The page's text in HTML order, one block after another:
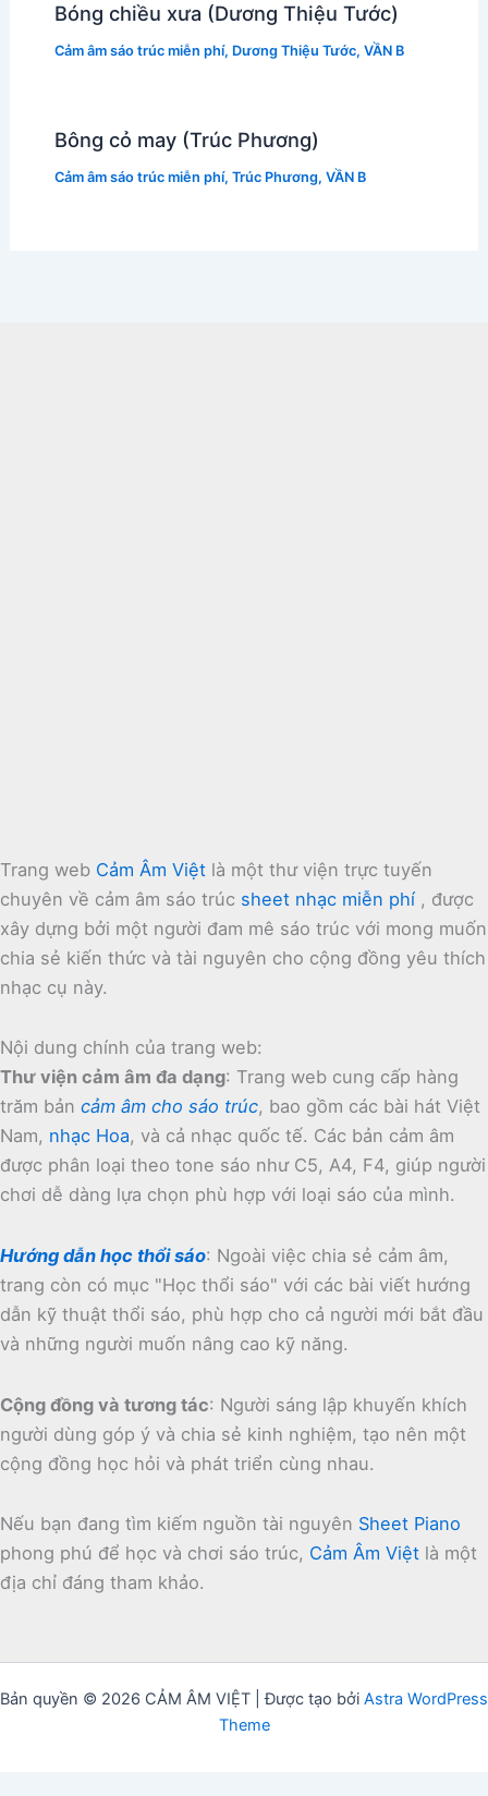
Bóng chiều xưa (Dương Thiệu Tước)
Cảm âm sáo trúc miễn phí, Dương Thiệu Tước, VẦN B
Bông cỏ may (Trúc Phương)
Cảm âm sáo trúc miễn phí, Trúc Phương, VẦN B
Trang web Cảm Âm Việt là một thư viện trực tuyến
chuyên về cảm âm sáo trúc sheet nhạc miễn phí , được
xây dựng bởi một người đam mê sáo trúc với mong muốn
chia sẻ kiến thức và tài nguyên cho cộng đồng yêu thích
nhạc cụ này.
Nội dung chính của trang web:
Thư viện cảm âm đa dạng: Trang web cung cấp hàng
trăm bản cảm âm cho sáo trúc, bao gồm các bài hát Việt
Nam, nhạc Hoa, và cả nhạc quốc tế. Các bản cảm âm
được phân loại theo tone sáo như C5, A4, F4, giúp người
chơi dễ dàng lựa chọn phù hợp với loại sáo của mình.
Hướng dẫn học thổi sáo: Ngoài việc chia sẻ cảm âm,
trang còn có mục "Học thổi sáo" với các bài viết hướng
dẫn kỹ thuật thổi sáo, phù hợp cho cả người mới bắt đầu
và những người muốn nâng cao kỹ năng.
Cộng đồng và tương tác: Người sáng lập khuyến khích
người dùng góp ý và chia sẻ kinh nghiệm, tạo nên một
cộng đồng học hỏi và phát triển cùng nhau.
Nếu bạn đang tìm kiếm nguồn tài nguyên Sheet Piano
phong phú để học và chơi sáo trúc, Cảm Âm Việt là một
địa chỉ đáng tham khảo.
Bản quyền © 2026 CẢM ÂM VIỆT | Được tạo bởi Astra WordPress
Theme